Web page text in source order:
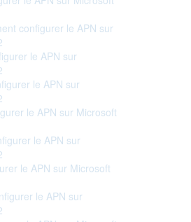
configurer le APN sur
le APN sur
le APN sur
le APN sur Microsoft
le APN sur
le APN sur Microsoft
le APN sur